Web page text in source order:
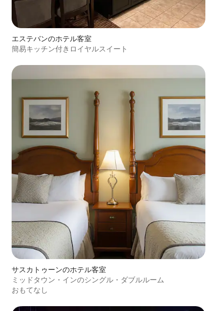
エステバンのホテル客室
簡易キッチン付きロイヤルスイート
サスカトゥーンのホテル客室
ミッドタウン・インのシングル・ダブルルーム
おもてなし